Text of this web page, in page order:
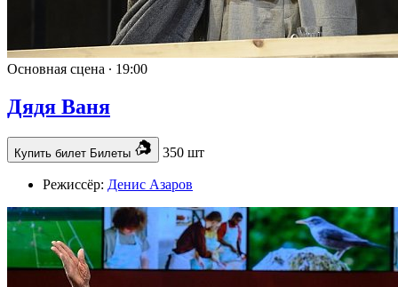
Основная сцена ∙ 19:00
Дядя Ваня
Купить билет Билеты 350 шт
Режиссёр: Денис Азаров